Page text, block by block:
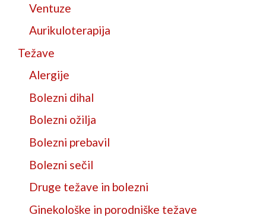
Ventuze
Aurikuloterapija
Težave
Alergije
Bolezni dihal
Bolezni ožilja
Bolezni prebavil
Bolezni sečil
Druge težave in bolezni
Ginekološke in porodniške težave